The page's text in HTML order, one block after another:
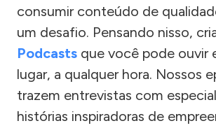
consumir conteúdo de
um desafio. Pensando nisso,
Podcasts que você pode ouvir
lugar, a qualquer hora. Nossos
trazem entrevistas com
histórias inspiradoras de